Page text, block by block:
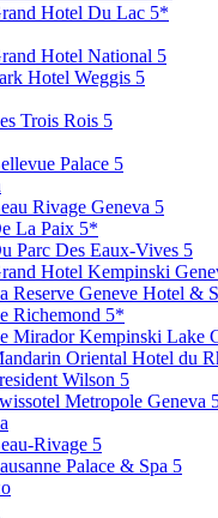
Hotel Du Lac 5*
Hotel National 5
Hotel Weggis 5
Trois Rois 5
Palace 5
Rivage Geneva 5
La Paix 5*
Parc Des Eaux-Vives 5
Hotel Kempinski
Reserve Geneve Hotel &
Richemond 5*
Mirador Kempinski Lake
Oriental Hotel du
Wilson 5
Metropole Geneva
Rivage 5
Palace & Spa 5